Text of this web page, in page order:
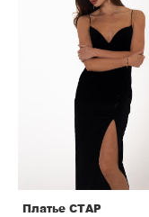
Платье СТАР